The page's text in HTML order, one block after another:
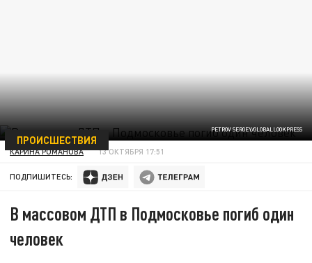
PETROV SERGEY/GLOBALLOOKPRESS
ПРОИСШЕСТВИЯ
КАРИНА РОМАНОВА 13 ОКТЯБРЯ 17:51
ПОДПИШИТЕСЬ:
В массовом ДТП в Подмосковье погиб один
человек